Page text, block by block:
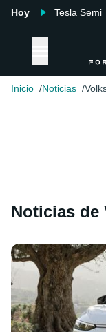
Hoy Tesla Semi
Inicio Noticias
Noticias de